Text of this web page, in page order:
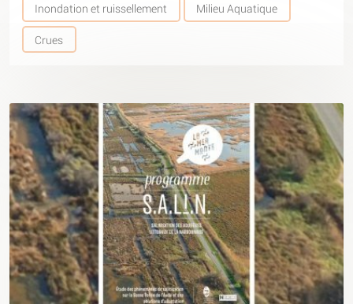
Inondation et ruissellement Milieu Aquatique
Crues